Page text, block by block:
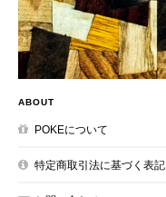
ABOUT
POKEについて
特定商取引法に基づく表記